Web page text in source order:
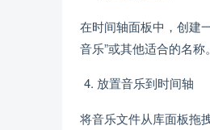
在时间轴面板中，创建
音乐”或其他适合的名称。
放置音乐到时间轴
将音乐文件从库面板拖